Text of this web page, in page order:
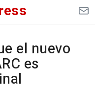
el nuevo
es